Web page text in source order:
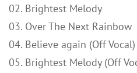
02. Brightest Melody
03. Over The Next Rainbow
04. Believe again (Off Vocal)
05. Brightest Melody (Off